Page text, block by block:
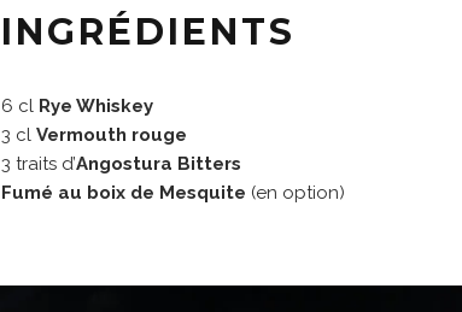
INGRÉDIENTS
6 cl Rye Whiskey
3 cl Vermouth rouge
3 traits d’Angostura Bitters
Fumé au boix de Mesquite (en option)